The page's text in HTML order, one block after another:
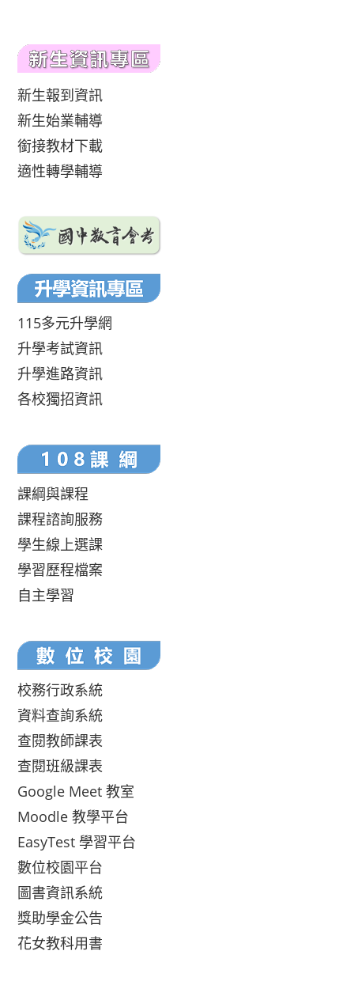
新生報到資訊
新生始業輔導
銜接教材下載
適性轉學輔導
115多元升學網
升學考試資訊
升學進路資訊
各校獨招資訊
課綱與課程
課程諮詢服務
學生線上選課
學習歷程檔案
自主學習
校務行政系統
資料查詢系統
查閱教師課表
查閱班級課表
Google Meet 教室
Moodle 教學平台
EasyTest 學習平台
數位校園平台
圖書資訊系統
獎助學金公告
花女教科用書